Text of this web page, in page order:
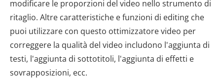
modificare le proporzioni del video nello strumento di
ritaglio. Altre caratteristiche e funzioni di editing che
puoi utilizzare con questo ottimizzatore video per
correggere la qualità del video includono l'aggiunta di
testi, l'aggiunta di sottotitoli, l'aggiunta di effetti e
sovrapposizioni, ecc.